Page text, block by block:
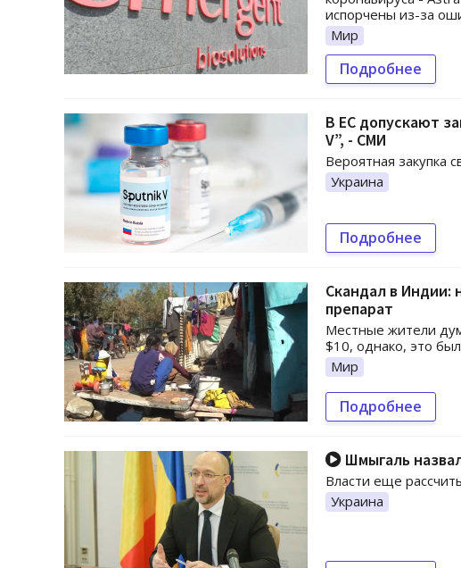
испорчены из-за
Мир
Подробнее
В ЕС допускают
V”, - СМИ
Вероятная закупка
Украина
Подробнее
Скандал в Индии:
препарат
Местные жители
$10, однако, это
Мир
Подробнее
Шмыгаль
Власти еще
Украина